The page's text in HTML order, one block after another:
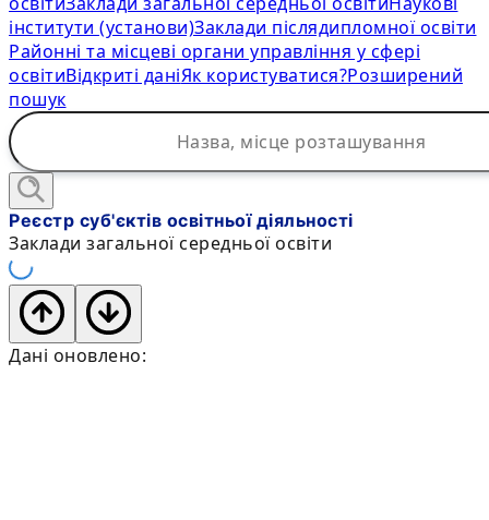
інститути (установи)Заклади післядипломної освіти
Районні та місцеві органи управління у сфері
освітиВідкриті даніЯк користуватися?Розширений
пошук
Реєстр суб'єктів освітньої діяльності
Заклади загальної середньої освіти
Дані оновлено: